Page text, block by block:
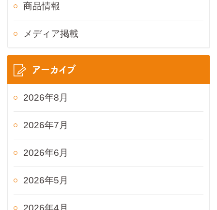
商品情報
メディア掲載
アーカイブ
2026年8月
2026年7月
2026年6月
2026年5月